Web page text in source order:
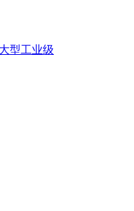
型工业级